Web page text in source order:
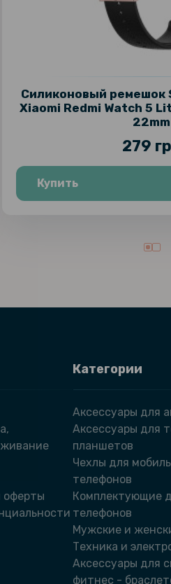
Силиконовый ремешок
Xiaomi Redmi Watch 5
22mm
279
Купить
оферты
Категории
Аксессуары для
Аксессуары для
планшетов
Чехлы для
телефонов
Комплектующие
телефонов
Мужские и
Техника и
Аксессуары для
фитнес -